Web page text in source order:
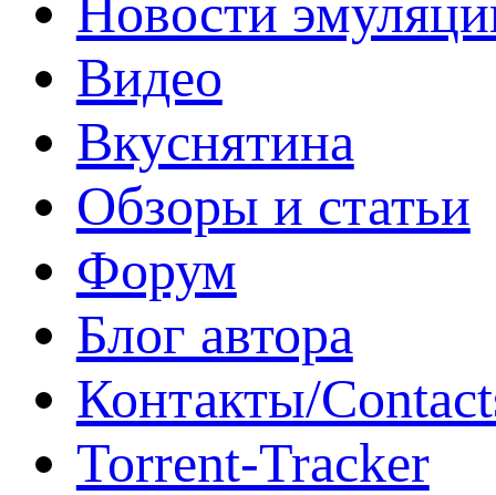
Новости
Видео
Вкуснятина
Обзоры и статьи
Форум
Блог автора
Контакты/
Torrent-Tracker